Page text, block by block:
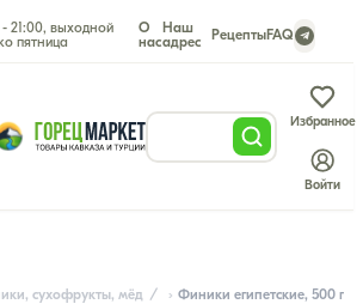
- 21:00, выходной
пятница
О
нас
Наш
адрес
РецептыFAQ
Избранное
Войти
сухофрукты, мёд Финики египетские, 500 г